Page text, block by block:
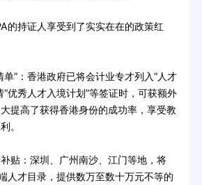
持证人享受到了实实在在的政策红
”：香港政府已将会计业专才列入“人才
“优秀人才入境计划”等签证时，可获额外
提高了获得香港身份的成功率，享受教
。
：深圳、广州南沙、江门等地，将
人才目录，提供数万至数十万元不等的